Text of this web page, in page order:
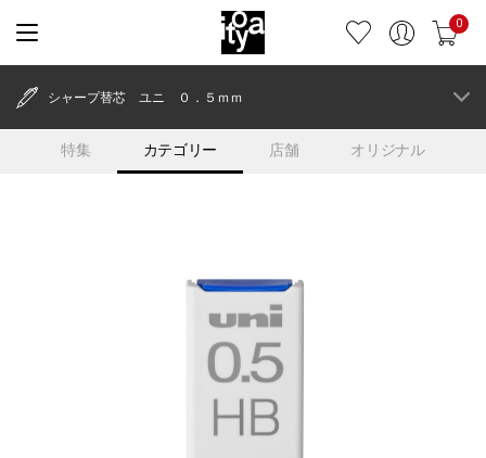
0
特集 カテゴリー 店舗 オリジナル
シャープ替芯 ユニ ０．５ｍｍ